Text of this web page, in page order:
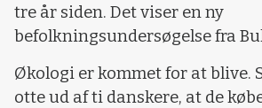
tre år siden. Det viser en ny
befolkningsundersøgelse fra
Økologi er kommet for at blive.
otte ud af ti danskere, at de